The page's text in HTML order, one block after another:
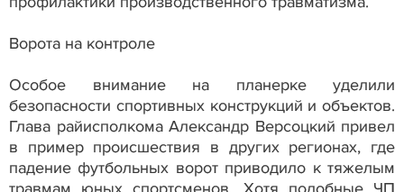
Ворота на контроле
Особое внимание на планерке уделили
безопасности спортивных конструкций и объектов.
Глава райисполкома Александр Версоцкий привел
в пример происшествия в других регионах, где
падение футбольных ворот приводило к тяжелым